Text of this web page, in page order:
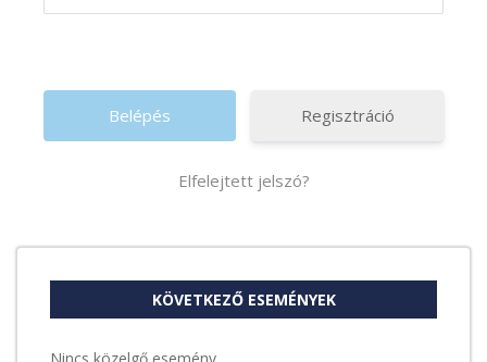
Regisztráció
Elfelejtett jelszó?
KÖVETKEZŐ ESEMÉNYEK